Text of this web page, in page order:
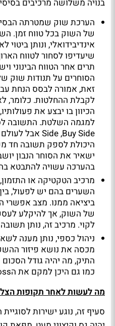
בנויה משלושה מרכיבים
הערכת שוק שמטרתה
של השוק בכל טווח זמן.
אינדיבידואלי, ונותן
שיעדיפו לסחור לטווח
תרים אחר הטווח הבינוני
הסוחרים על תנודות שוק
זאת, אמורה לבסס הנחת
לקבלת ההחלטות. כלומר,
הכיוון בו יבצע את
היכולת לספק תשובה חד
ישאיר את הסוחר הנבון
בהערכה עשויה להתבטא
מרכיב הטקטיקה או
השערים בהם יש לפעול,
ביציאה ממנו. מצב אפשרי
של השוק, אך להיקלע
לקוי. מרכיב זה, נותן
ניהול כספי, נותן מענה
מכסה את נושא פיזור
התיק, מה יהיה גודל
כמו גם היכן למקם את הStop Loss-
מה לעשות לאחר תקופות
סעיף זה, נוגע ישירות